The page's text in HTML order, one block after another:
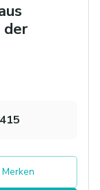
der
Merken